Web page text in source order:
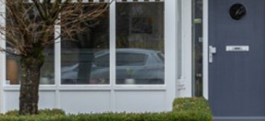
makelaarsvergoeding/
Alle veelgestelde vragen